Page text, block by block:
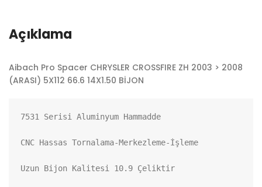
Açıklama
Aibach Pro Spacer CHRYSLER CROSSFIRE ZH 2003 > 2008
(ARASI) 5X112 66.6 14X1.50 BİJON
7531 Serisi Aluminyum Hammadde
CNC Hassas Tornalama-Merkezleme-İşleme
Uzun Bijon Kalitesi 10.9 Çeliktir